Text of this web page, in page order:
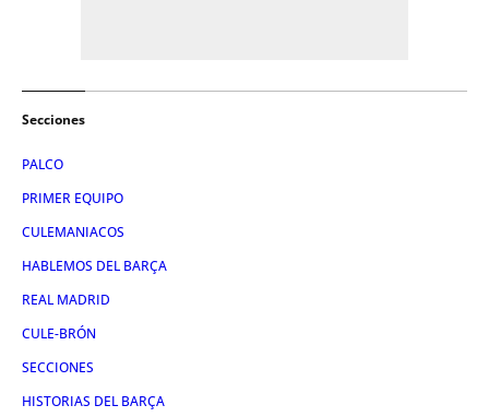
Secciones
PALCO
PRIMER EQUIPO
CULEMANIACOS
HABLEMOS DEL BARÇA
REAL MADRID
CULE-BRÓN
SECCIONES
HISTORIAS DEL BARÇA